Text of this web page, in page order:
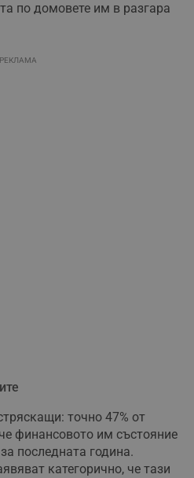
по домовете им в разгара
РЕКЛАМА
точно 47% от
финансовото им състояние
последната година.
категорично, че тази